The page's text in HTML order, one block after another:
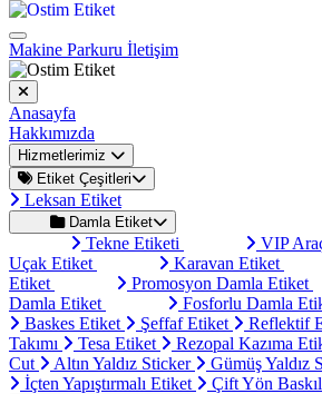
Makine Parkuru İletişim
Anasayfa
Hakkımızda
Hizmetlerimiz
Etiket Çeşitleri
Leksan Etiket
Damla Etiket
Tekne Etiketi
VIP
Uçak Etiket
Karavan Etiket
Etiket
Promosyon Damla Etiket
Damla Etiket
Fosforlu Damla
Baskes Etiket
Şeffaf Etiket Reflektif
Takımı
Tesa Etiket Rezopal Kazıma
Cut
Altın Yaldız Sticker Gümüş Yaldız
İçten Yapıştırmalı Etiket
Çift Yön